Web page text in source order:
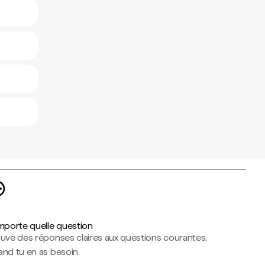
quelle question
des réponses claires aux questions courantes,
tu en as besoin.